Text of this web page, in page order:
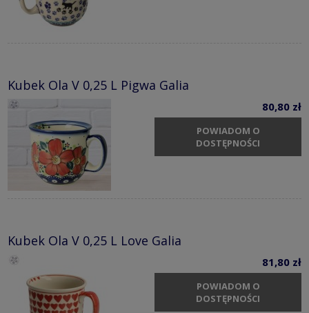
Kubek Ola V 0,25 L Pigwa Galia
80,80 zł
POWIADOM O
DOSTĘPNOŚCI
Kubek Ola V 0,25 L Love Galia
81,80 zł
POWIADOM O
DOSTĘPNOŚCI